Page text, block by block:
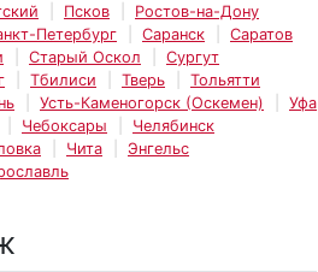
Псков
Ростов-на-Дону
Петербург Саранск
Саратов
Старый Оскол
Сургут
Тбилиси Тверь
Тольятти
Усть-Каменогорск (Оскемен)
Уфа
Чебоксары
Челябинск
Чита
Энгельс